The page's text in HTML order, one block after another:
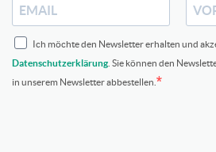
Ich möchte den Newsletter erhalten und
Datenschutzerklärung . Sie können den
in unserem Newsletter abbestellen.